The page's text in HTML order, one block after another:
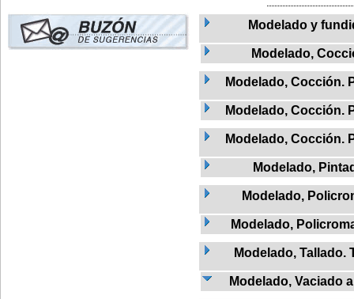
Modelado y
Modelado,
Modelado, Cocción.
Modelado, Cocción.
Modelado, Cocción.
Modelado,
Modelado,
Modelado,
Modelado, Tallado.
Modelado, Vaciado